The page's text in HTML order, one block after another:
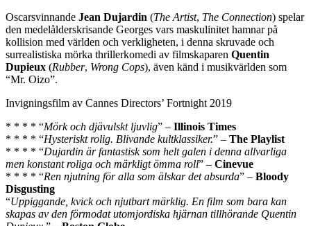
Oscarsvinnande Jean Dujardin (The Artist, The Connection) spelar
den medelålderskrisande Georges vars maskulinitet hamnar på
kollision med världen och verkligheten, i denna skruvade och
surrealistiska mörka thrillerkomedi av filmskaparen Quentin
Dupieux (Rubber, Wrong Cops), även känd i musikvärlden som
“Mr. Oizo”.
Invigningsfilm av Cannes Directors’ Fortnight 2019
* * * * “Mörk och djävulskt ljuvlig” – Illinois Times
* * * * “Hysteriskt rolig. Blivande kultklassiker.” – The Playlist
* * * * “Dujardin är fantastisk som helt galen i denna allvarliga
men konstant roliga och märkligt ömma roll” – Cinevue
* * * * “Ren njutning för alla som älskar det absurda” – Bloody
Disgusting
“Uppiggande, kvick och njutbart märklig. En film som bara kan
skapas av den förmodat utomjordiska hjärnan tillhörande Quentin